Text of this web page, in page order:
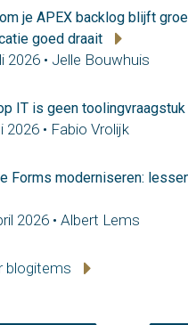
je APEX backlog blijft
goed draait
2026 • Jelle Bouwhuis
IT is geen toolingvraagstuk
2026 • Fabio Vrolijk
Forms moderniseren:
2026 • Albert Lems
blogitems